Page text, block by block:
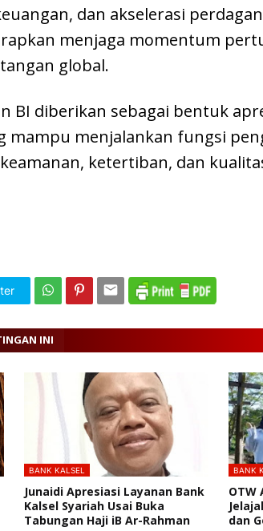
dan akselerasi
menjaga momentum
global.
BI diberikan sebagai bentuk
mampu menjalankan fungsi
ketertiban, dan
INI
BANK KALSEL
Junaidi Apresiasi Layanan Bank
Kalsel Syariah Usai Buka
Tabungan Haji iB Ar-Rahman
BANK
OTW
dan